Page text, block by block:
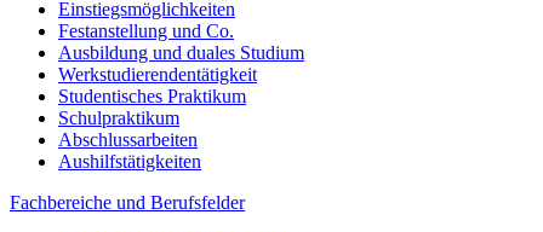
Einstiegsmöglichkeiten
Festanstellung und Co.
Ausbildung und duales Studium
Werkstudierendentätigkeit
Studentisches Praktikum
Schulpraktikum
Abschlussarbeiten
Aushilfstätigkeiten
Fachbereiche und Berufsfelder